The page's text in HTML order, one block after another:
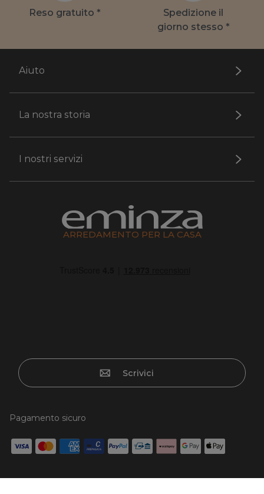
Reso gratuito *
Spedizione il
giorno stesso *
Aiuto
La nostra storia
I nostri servizi
ARREDAMENTO PER LA CASA
Scrivici
Pagamento sicuro